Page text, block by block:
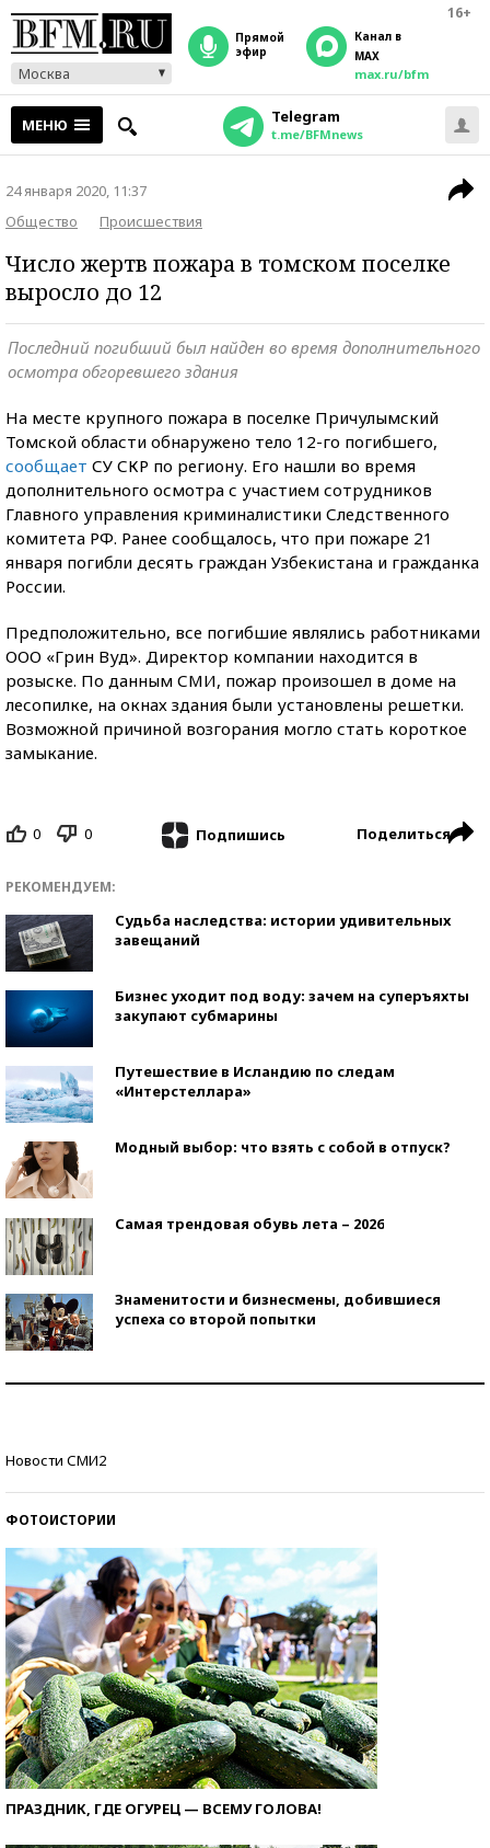
16+
Москва
прямой
эфир
Канал в
MAX
max.ru/bfm
МЕНЮ Telegram
t.me/BFMnews
24 января 2020, 11:37
Общество
Происшествия
Число жертв пожара в томском поселке
выросло до 12
Последний погибший был найден во время дополнительного
осмотра обгоревшего здания
На месте крупного пожара в поселке Причулымский
Томской области обнаружено тело 12-го погибшего,
сообщает СУ СКР по региону. Его нашли во время
дополнительного осмотра с участием сотрудников
Главного управления криминалистики Следственного
комитета РФ. Ранее сообщалось, что при пожаре 21
января погибли десять граждан Узбекистана и гражданка
России.
Предположительно, все погибшие являлись работниками
ООО «Грин Вуд». Директор компании находится в
розыске. По данным СМИ, пожар произошел в доме на
лесопилке, на окнах здания были установлены решетки.
Возможной причиной возгорания могло стать короткое
замыкание.
0 0 Подпишись Поделиться
РЕКОМЕНДУЕМ:
Судьба наследства: истории удивительных
завещаний
Бизнес уходит под воду: зачем на суперъяхты
закупают субмарины
Путешествие в Исландию по следам
«Интерстеллара»
Модный выбор: что взять с собой в отпуск?
Самая трендовая обувь лета – 2026
Знаменитости и бизнесмены, добившиеся
успеха со второй попытки
Новости СМИ2
ФОТОИСТОРИИ
ПРАЗДНИК, ГДЕ ОГУРЕЦ — ВСЕМУ ГОЛОВА!